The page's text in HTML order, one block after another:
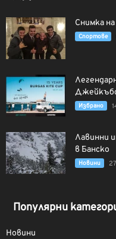
Снимка
Спортове
Избрано
Лавинни
в Банско
Новини
Популярни
Новини